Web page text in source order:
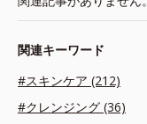
関連キーワード
#スキンケア (212)
#クレンジング (36)